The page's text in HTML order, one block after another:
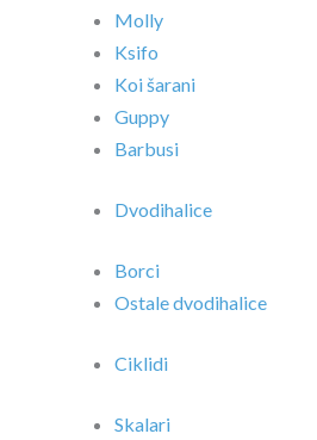
Molly
Ksifo
Koi šarani
Guppy
Barbusi
Dvodihalice
Borci
Ostale dvodihalice
Ciklidi
Skalari